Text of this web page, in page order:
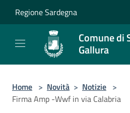
Regione Sardegna
Comune di
Gallura
Home > Novità > Notizie >
Firma Amp -Wwf in via Calabria